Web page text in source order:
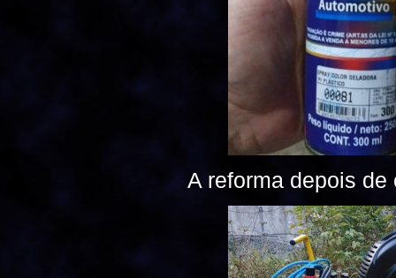
A reforma depois